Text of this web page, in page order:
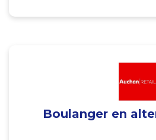
Boulanger en